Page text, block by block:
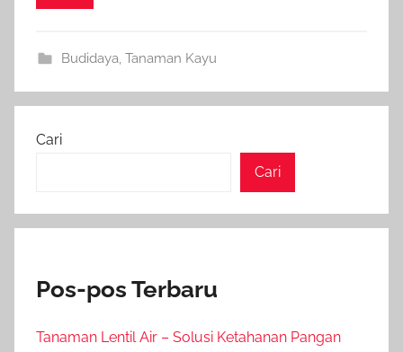
Budidaya Tanaman Kayu
Cari
Cari
Pos-pos Terbaru
Tanaman Lentil Air – Solusi Ketahanan Pangan